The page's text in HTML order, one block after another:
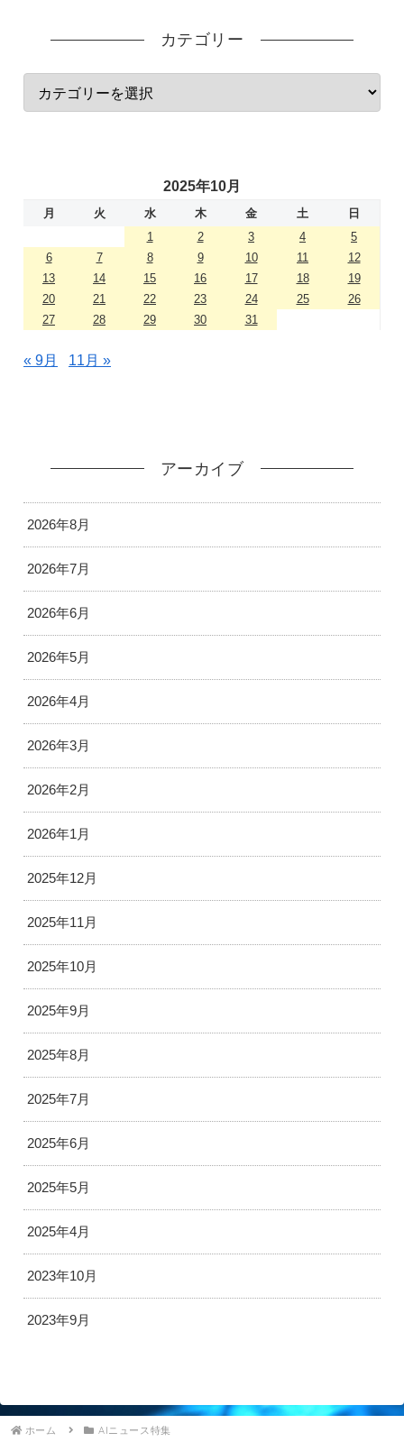
カテゴリー
2025年10月
月 火 水 木 金 土
日
1
2 3 4
5
6
7 8 9 10 11
12
13
14 15 16 17 18
19
20
21 22 23 24 25
26
27
28 29 30 31
« 9月 11月 »
アーカイブ
2026年8月
2026年7月
2026年6月
2026年5月
2026年4月
2026年3月
2026年2月
2026年1月
2025年12月
2025年11月
2025年10月
2025年9月
2025年8月
2025年7月
2025年6月
2025年5月
2025年4月
2023年10月
2023年9月
ホーム AIニュース特集